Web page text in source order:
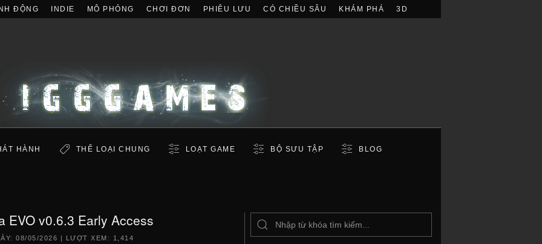
ĐỘNG INDIE MÔ PHỎNG CHƠI ĐƠN PHIÊU LƯU CÓ CHIỀU SÂU KHÁM PHÁ 3D
HÀNH THỂ LOẠI CHUNG LOẠT GAME BỘ SƯU TẬP BLOG
EVO v0.6.3 Early Access
08/05/2026 | LƯỢT XEM: 1,414